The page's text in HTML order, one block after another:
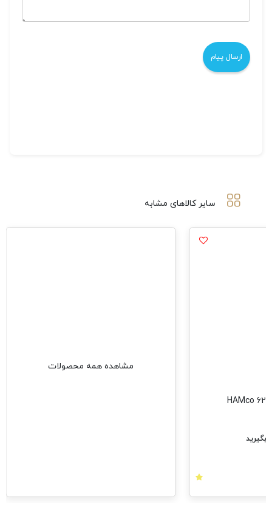
سایر کالاهای مشابه
مشاهده همه محصولات